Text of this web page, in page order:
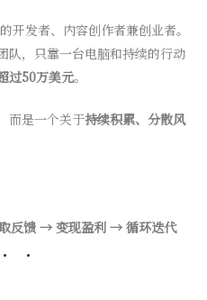
开发者、内容创作者兼创业者。
队，只靠一台电脑和持续的行动
过50万美元。
而是一个关于持续积累、分散风
反馈 → 变现盈利 → 循环迭代